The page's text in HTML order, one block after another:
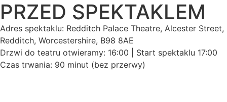
PRZED SPEKTAKLEM
Adres spektaklu: Redditch Palace Theatre, Alcester Street,
Redditch, Worcestershire, B98 8AE
Drzwi do teatru otwieramy: 16:00 | Start spektaklu 17:00
Czas trwania: 90 minut (bez przerwy)